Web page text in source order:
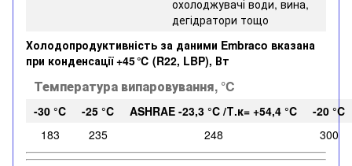
охолоджувачі води, вина,
дегідратори тощо
Холодопродуктивність за даними Embraco вказана
при конденсації +45 ℃ (R22, LBP), Вт
Температура випаровування, °C
-30 °C -25 °C ASHRAE -23,3 °C /Т.к= +54,4 °C
-20 °C
183
235 248 300